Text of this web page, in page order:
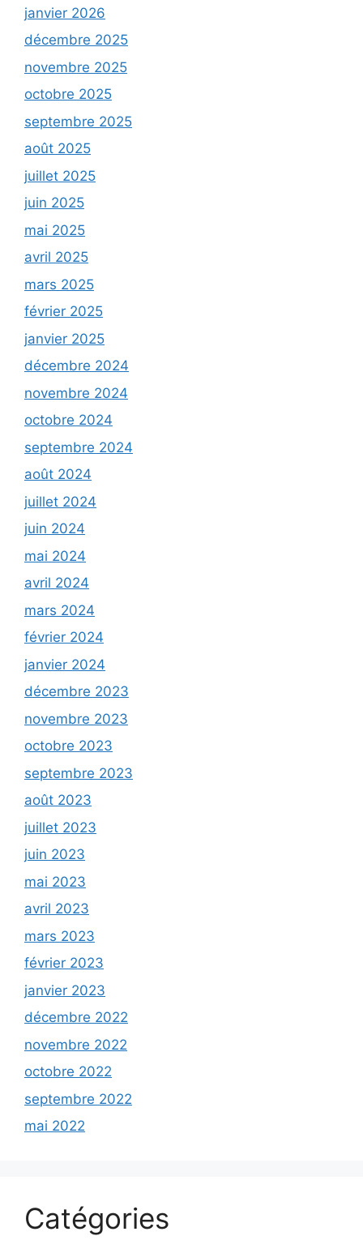
janvier 2026
décembre 2025
novembre 2025
octobre 2025
septembre 2025
août 2025
juillet 2025
juin 2025
mai 2025
avril 2025
mars 2025
février 2025
janvier 2025
décembre 2024
novembre 2024
octobre 2024
septembre 2024
août 2024
juillet 2024
juin 2024
mai 2024
avril 2024
mars 2024
février 2024
janvier 2024
décembre 2023
novembre 2023
octobre 2023
septembre 2023
août 2023
juillet 2023
juin 2023
mai 2023
avril 2023
mars 2023
février 2023
janvier 2023
décembre 2022
novembre 2022
octobre 2022
septembre 2022
mai 2022
Catégories